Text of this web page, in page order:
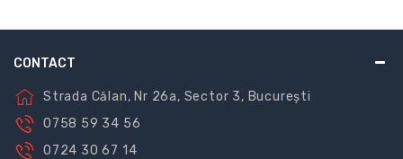
CONTACT
Strada Călan, Nr 26a, Sector 3, București
0758 59 34 56
0724 30 67 14